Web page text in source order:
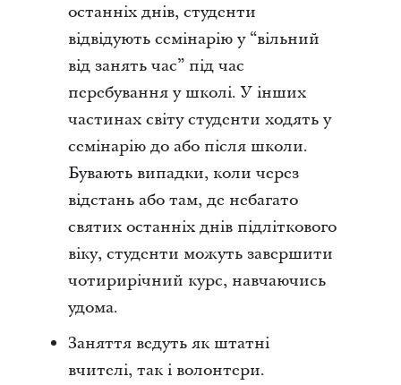
останніх днів, студенти
відвідують семінарію у “вільний
від занять час” під час
перебування у школі. У інших
частинах світу студенти ходять у
семінарію до або після школи.
Бувають випадки, коли через
відстань або там, де небагато
святих останніх днів підліткового
віку, студенти можуть завершити
чотирирічний курс, навчаючись
удома.
Заняття ведуть як штатні
вчителі, так і волонтери.